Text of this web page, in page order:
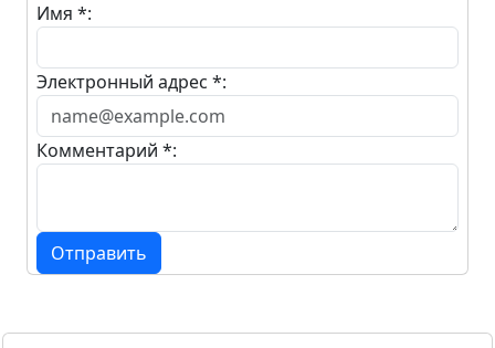
Имя *:
Электронный адрес *:
Комментарий *:
Отправить